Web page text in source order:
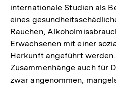
internationale Studien als
eines
Rauchen,
Erwachsenen mit einer
Herkunft angeführt
Zusammenhänge auch für
zwar angenommen,